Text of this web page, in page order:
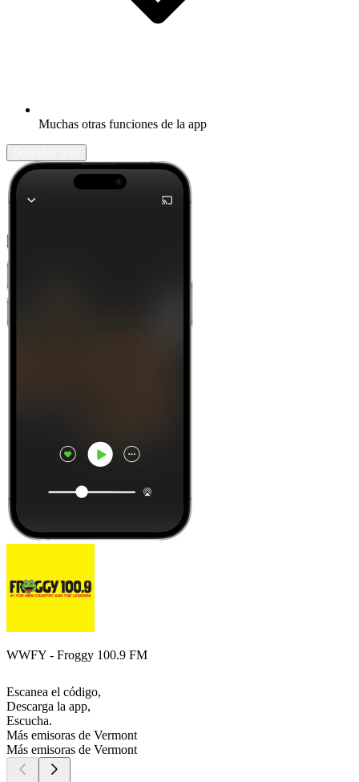
Muchas otras funciones de la app
WWFY - Froggy 100.9 FM
Escanea el código,
Descarga la app,
Escucha.
Más emisoras de Vermont
Más emisoras de Vermont